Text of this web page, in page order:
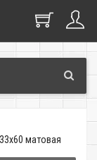
матовая